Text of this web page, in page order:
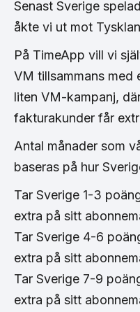
Senast Sverige
åkte vi ut mot
På TimeApp vill vi
VM tillsammans med
liten VM-kampanj,
fakturakunder får
Antal månader som
baseras på hur
Tar Sverige 1-3
extra på sitt
Tar Sverige 4-6
extra på sitt
Tar Sverige 7-9
extra på sitt